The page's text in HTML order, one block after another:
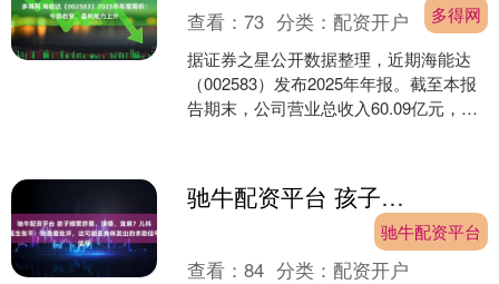
多得网
查看：73 分类：配资开户
据证券之星公开数据整理，近期海能达
（002583）发布2025年年报。截至本报
告期末，公司营业总收入60.09亿元，同
驰牛配资平台 孩子频繁挤眼、清嗓、耸肩？儿科医生张平：别急着批评，这可能是身体发出的求助信号
驰牛配资平台
查看：84 分类：配资开户